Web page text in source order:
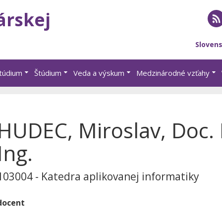
Štúdium Veda a výskum Medzinárodné vzťahy
Miroslav, Doc.
- Katedra aplikovanej informatiky